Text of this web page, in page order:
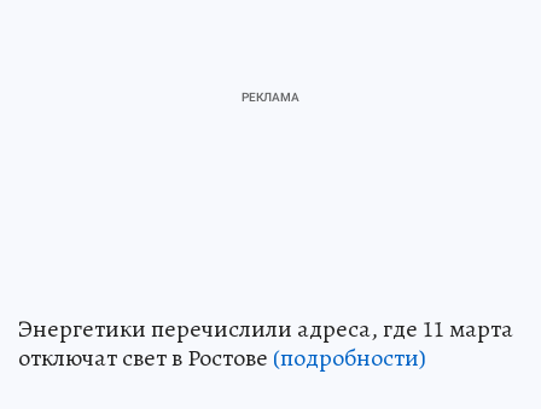
Энергетики перечислили адреса, где 11 марта
отключат свет в Ростове (подробности)